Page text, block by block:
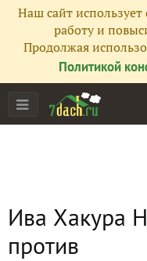
Наш сайт
работу и
Продолжая
Политикой
Ива Хакура
против